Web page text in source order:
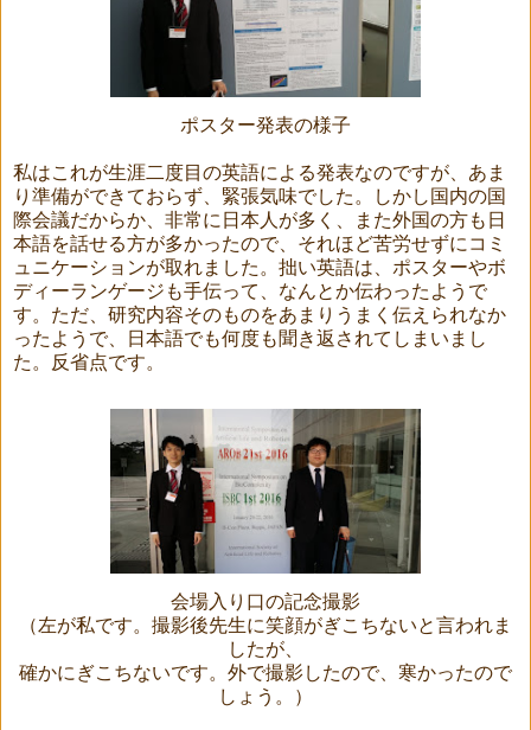
ポスター発表の様子
私はこれが生涯二度目の英語による発表なのですが、あま
り準備ができておらず、緊張気味でした。しかし国内の国
際会議だからか、非常に日本人が多く、また外国の方も日
本語を話せる方が多かったので、それほど苦労せずにコミ
ュニケーションが取れました。拙い英語は、ポスターやボ
ディーランゲージも手伝って、なんとか伝わったようで
す。ただ、研究内容そのものをあまりうまく伝えられなか
ったようで、日本語でも何度も聞き返されてしまいまし
た。反省点です。
会場入り口の記念撮影
（左が私です。撮影後先生に笑顔がぎこちないと言われま
したが、
確かにぎこちないです。外で撮影したので、寒かったので
しょう。）